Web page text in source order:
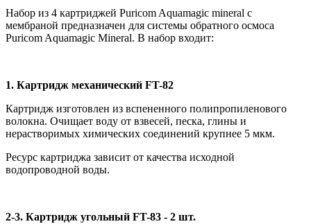
Набор из 4 картриджей Puricom Aquamagic mineral с
мембраной предназначен для системы обратного осмоса
Puricom Aquamagic Mineral. В набор входит:
1. Картридж механический FT-82
Картридж изготовлен из вспененного полипропиленового
волокна. Очищает воду от взвесей, песка, глины и
нерастворимых химических соединений крупнее 5 мкм.
Ресурс картриджа зависит от качества исходной
водопроводной воды.
2-3. Картридж угольный FT-83 - 2 шт.